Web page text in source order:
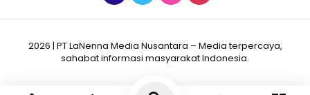
2026 | PT LaNenna Media Nusantara – Media terpercaya,
sahabat informasi masyarakat Indonesia.